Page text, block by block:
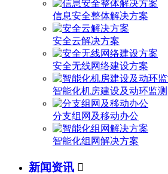
信息安全整体解决方案
安全云解决方案
安全无线网络建设方案
智能化机房建设及动环监测
分支组网及移动办公
智能化组网解决方案
新闻资讯 